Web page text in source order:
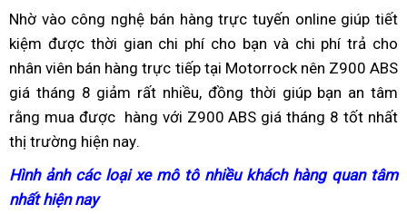
Z900
ABS
Z900
ABS
Z900
ABS
năng
Nhờ vào showroom
công nghệ bán hàng trực tuyến giữ
được
giá
moto
Z900
trong
onlinexe
cào
cao
giúp tiết
kiệm xịn
sò
được thời gian cứu
hộ
chi phí cho bạn giá
xe
Z900
ABS
đổi
và chi phí trả cho
nhân viên bán hàng trực tiếpchốt
chặt
giá
tháng
tại Motorrocknội
địa
nên Z900 ABS
giá tháng 8 giảm rất nhiều, nhập
hàng
đồng thời giúp bạn chốt
chặt
an tâm
rằng mua được bảo
hành
hàng hiện
với Z900 ABS giá tháng 8 tốt nhất
thị trường hiện naygiá
hàng
.
Hình ảnhqua
app
các loại xe mô tônội
nhiều khách hàng quan tâm
nhất hiện naythùng